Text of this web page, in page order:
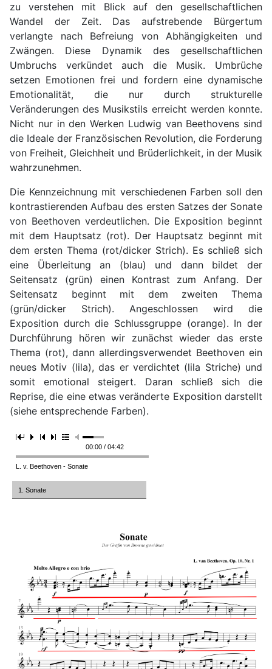
zu verstehen mit Blick auf den gesellschaftlichen
Wandel der Zeit. Das aufstrebende Bürgertum
verlangte nach Befreiung von Abhängigkeiten und
Zwängen. Diese Dynamik des gesellschaftlichen
Umbruchs verkündet auch die Musik. Umbrüche
setzen Emotionen frei und fordern eine dynamische
Emotionalität, die nur durch strukturelle
Veränderungen des Musikstils erreicht werden konnte.
Nicht nur in den Werken Ludwig van Beethovens sind
die Ideale der Französischen Revolution, die Forderung
von Freiheit, Gleichheit und Brüderlichkeit, in der Musik
wahrzunehmen.
Die Kennzeichnung mit verschiedenen Farben soll den
kontrastierenden Aufbau des ersten Satzes der Sonate
von Beethoven verdeutlichen. Die Exposition beginnt
mit dem Hauptsatz (rot). Der Hauptsatz beginnt mit
dem ersten Thema (rot/dicker Strich). Es schließ sich
eine Überleitung an (blau) und dann bildet der
Seitensatz (grün) einen Kontrast zum Anfang. Der
Seitensatz beginnt mit dem zweiten Thema
(grün/dicker Strich). Angeschlossen wird die
Exposition durch die Schlussgruppe (orange). In der
Durchführung hören wir zunächst wieder das erste
Thema (rot), dann allerdingsverwendet Beethoven ein
neues Motiv (lila), das er verdichtet (lila Striche) und
somit emotional steigert. Daran schließ sich die
Reprise, die eine etwas veränderte Exposition darstellt
(siehe entsprechende Farben).
00:00 / 04:42
L. v. Beethoven - Sonate
1. Sonate